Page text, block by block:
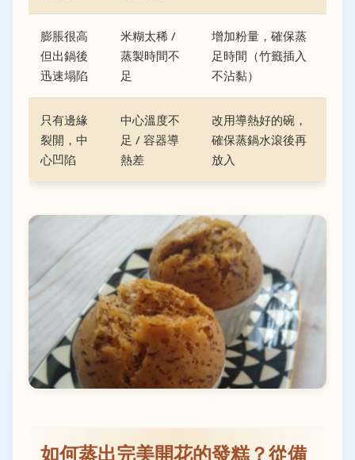
膨脹很高
但出鍋後
迅速塌陷
米糊太稀 /
蒸製時間不
足
增加粉量，確保蒸
足時間（竹籤插入
不沾黏）
只有邊緣
裂開，中
心凹陷
中心溫度不
足 / 容器導
熱差
改用導熱好的碗，
確保蒸鍋水滾後再
放入
如何蒸出完美開花的發糕？從備